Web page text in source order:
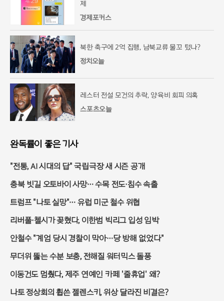
제
경제포커스
북한 축구에 2억 집행, 남북교류 물꼬 텄나?
정치오늘
레스터 전설 모건의 추락, 양육비 회피 의혹
스포츠오늘
완독률이 좋은 기사
"전통, AI 시대의 답" 국립극장 새 시즌 공개
충북 빗길 오토바이 사망… 수목 전도·침수 속출
트럼프 "나토 실망"… 유럽 미군 철수 위협
리버풀·첼시가 꽂혔다, 이한범 빅리그 입성 임박
안철수 "계엄 당시 경찰이 막아…당 방해 없었다"
무더위 뚫는 수분 보충, 전해질 워터믹스 돌풍
이동건도 멈췄다, 제주 연예인 카페 '줄휴업' 왜?
나토 정상회의 휩쓴 젤렌스키, 위상 달라진 비결은?